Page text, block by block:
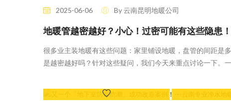
2025-06-06 By 云南昆明地暖公司
地暖管越密越好？小心！过密可能有这些隐患
很多业主装地暖有这些问题：家里铺设地暖，盘管的间距是
是越密越好吗？针对这些疑问，我们今天来重点讨论一下。